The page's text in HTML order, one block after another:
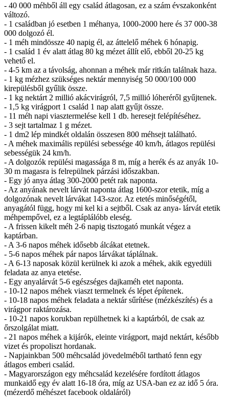
- 40 000 méhből áll egy család átlagosan, ez a szám évszakonként
változó.
- 1 családban jó esetben 1 méhanya, 1000-2000 here és 37 000-38
000 dolgozó él.
- 1 méh mindössze 40 napig él, az áttelelő méhek 6 hónapig.
- 1 család 1 év alatt átlag 80 kg mézet állít elő, ebből 20-25 kg
vehető el.
- 4-5 km az a távolság, ahonnan a méhek már ritkán találnak haza.
- 1 kg mézhez szükséges nektár mennyiség 50 000/100 000
kirepülésből gyűlik össze.
- 1 kg nektárt 2 millió akácvirágról, 7,5 millió lóheréről gyűjtenek.
- 1,5 kg virágport 1 család 1 nap alatt gyűjt össze.
- 11 méh napi viasztermelése kell 1 db. heresejt felépítéséhez.
- 3 sejt tartalmaz 1 g mézet.
- 1 dm2 lép mindkét oldalán összesen 800 méhsejt található.
- A méhek maximális repülési sebessége 40 km/h, átlagos repülési
sebességük 24 km/h.
- A dolgozók repülési magassága 8 m, míg a herék és az anyák 10-
30 m magasra is felrepülnek párzási időszakban.
- Egy jó anya átlag 300-2000 petét rak naponta.
- Az anyának nevelt lárvát naponta átlag 1600-szor etetik, míg a
dolgozónak nevelt lárvákat 143-szor. Az etetés minőségétől,
anyagától függ, hogy mi kel ki a sejtből. Csak az anya- lárvát etetik
méhpempővel, ez a legtáplálóbb eleség.
- A frissen kikelt méh 2-6 napig tisztogató munkát végez a
kaptárban.
- A 3-6 napos méhek idősebb álcákat etetnek.
- 5-6 napos méhek pár napos lárvákat táplálnak.
- A 6-13 naposak közül kerülnek ki azok a méhek, akik egyedüli
feladata az anya etetése.
- Egy anyalárvát 5-6 egészséges dajkaméh etet naponta.
- 10-12 napos méhek viaszt termelnek és lépet építenek.
- 10-18 napos méhek feladata a nektár sűrítése (mézkészítés) és a
virágpor raktározása.
- 10-21 napos korukban repülhetnek ki a kaptárból, de csak az
őrszolgálat miatt.
- 21 napos méhek a kijárók, eleinte virágport, majd nektárt, később
vizet és propoliszt hordanak.
- Napjainkban 500 méhcsalád jövedelméből tartható fenn egy
átlagos emberi család.
- Magyarországon egy méhcsalád kezelésére fordított átlagos
munkaidő egy év alatt 16-18 óra, míg az USA-ban ez az idő 5 óra.
(mézerdő méhészet facebook oldaláról)